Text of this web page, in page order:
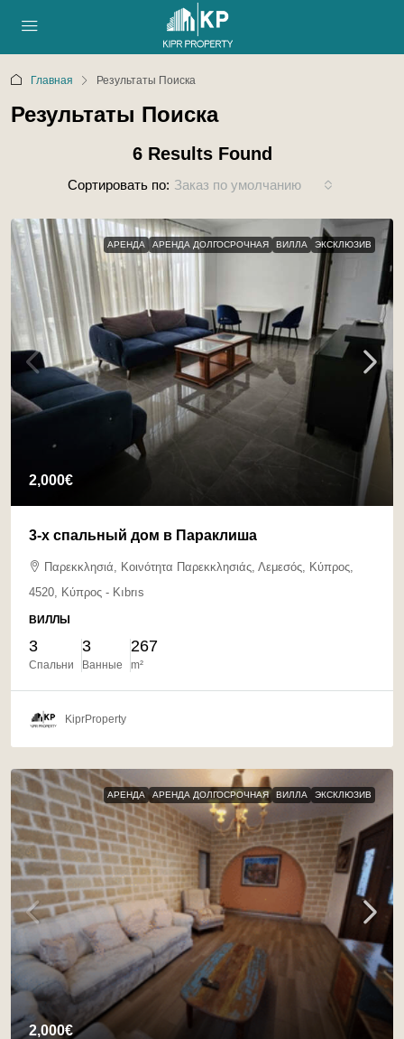
Главная Результаты Поиска
Результаты Поиска
6 Results Found
Сортировать по: Заказ по умолчанию
АРЕНДА АРЕНДА ДОЛГОСРОЧНАЯ ВИЛЛА ЭКСКЛЮЗИВ
2,000€
3-х спальный дом в Параклиша
Παρεκκλησιά, Κοινότητα Παρεκκλησιάς, Λεμεσός, Κύπρος,
4520, Κύπρος - Kıbrıs
ВИЛЛЫ
3
Спальни
3
Ванные
267
m²
KiprProperty
АРЕНДА АРЕНДА ДОЛГОСРОЧНАЯ ВИЛЛА ЭКСКЛЮЗИВ
2,000€